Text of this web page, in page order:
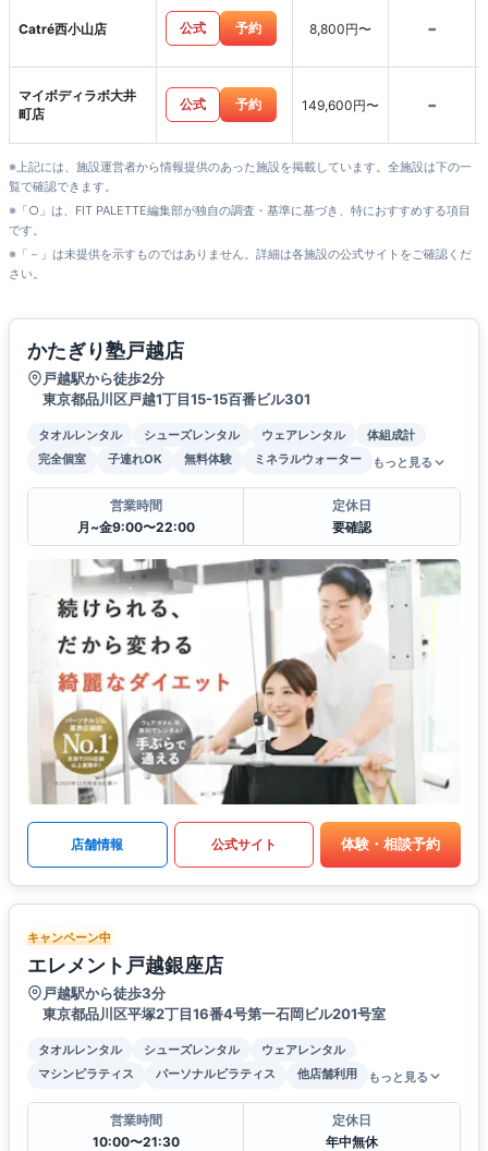
Catré西小山店 公式 予約 8,800円〜 -
マイボディラボ大井
町店
公式 予約 149,600円〜 -
※上記には、施設運営者から情報提供のあった施設を掲載しています。全施設は下の一
覧で確認できます。
※「○」は、FIT PALETTE編集部が独自の調査・基準に基づき、特におすすめする項目
です。
※「－」は未提供を示すものではありません。詳細は各施設の公式サイトをご確認くだ
さい。
かたぎり塾戸越店
戸越駅から徒歩2分
東京都品川区戸越1丁目15-15百番ビル301
タオルレンタル シューズレンタル ウェアレンタル
体組成計
完全個室
子連れOK 無料体験 ミネラルウォーター もっと見る
営業時間
月~金9:00〜22:00
定休日
要確認
店舗情報 公式サイト 体験・相談予約
キャンペーン中
エレメント戸越銀座店
戸越駅から徒歩3分
東京都品川区平塚2丁目16番4号第一石岡ビル201号室
タオルレンタル シューズレンタル
ウェアレンタル
マシンピラティス
パーソナルピラティス 他店舗利用 もっと見る
営業時間
10:00〜21:30
定休日
年中無休